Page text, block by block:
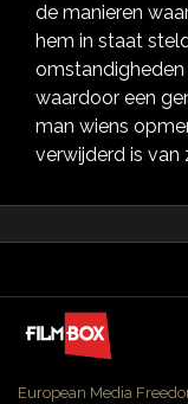
de manieren
hem in staat
omstandigheden
waardoor een
man wiens
verwijderd is van
European Media